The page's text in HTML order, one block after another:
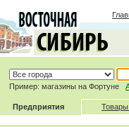
Пример: магазины на Фортуне
Предприятия Товары